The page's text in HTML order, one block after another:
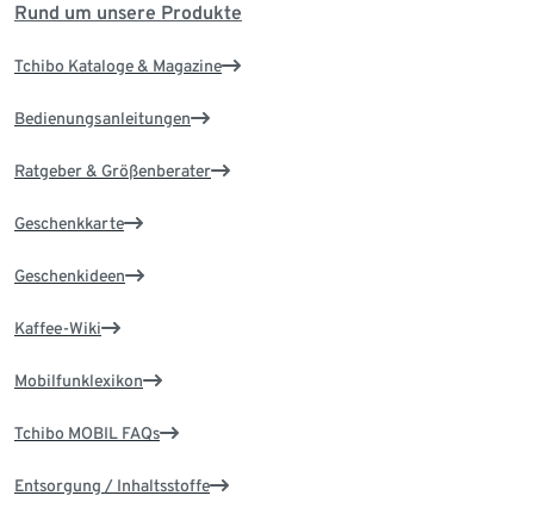
Rund um unsere Produkte
Tchibo Kataloge & Magazine
Bedienungsanleitungen
Ratgeber & Größenberater
Geschenkkarte
Geschenkideen
Kaffee-Wiki
Mobilfunklexikon
Tchibo MOBIL FAQs
Entsorgung / Inhaltsstoffe